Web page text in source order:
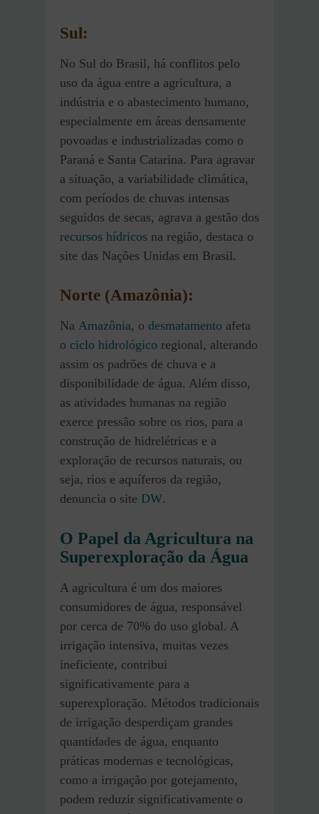
Sul:
No Sul do Brasil, há conflitos pelo
uso da água entre a agricultura, a
indústria e o abastecimento humano,
especialmente em áreas densamente
povoadas e industrializadas como o
Paraná e Santa Catarina. Para agravar
a situação, a variabilidade climática,
com períodos de chuvas intensas
seguidos de secas, agrava a gestão dos
recursos hídricos na região​, destaca o
site das Nações Unidas em Brasil.
Norte (Amazônia):
Na Amazônia, o desmatamento afeta
o ciclo hidrológico regional, alterando
assim os padrões de chuva e a
disponibilidade de água. Além disso,
as atividades humanas na região
exerce pressão sobre os rios, para a
construção de hidrelétricas e a
exploração de recursos naturais, ou
seja, rios e aquíferos da região​,
denuncia o site DW.
O Papel da Agricultura na
Superexploração da Água
A agricultura é um dos maiores
consumidores de água, responsável
por cerca de 70% do uso global. A
irrigação intensiva, muitas vezes
ineficiente, contribui
significativamente para a
superexploração. Métodos tradicionais
de irrigação desperdiçam grandes
quantidades de água, enquanto
práticas modernas e tecnológicas,
como a irrigação por gotejamento,
podem reduzir significativamente o